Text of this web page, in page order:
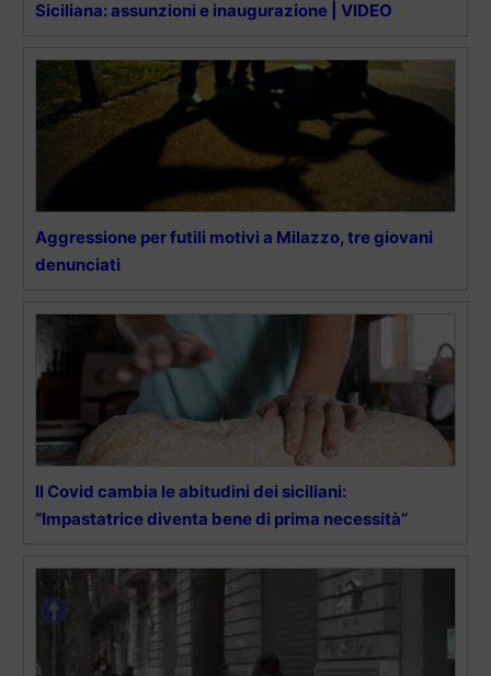
Siciliana: assunzioni e inaugurazione | VIDEO
Aggressione per futili motivi a Milazzo, tre giovani
denunciati
Il Covid cambia le abitudini dei siciliani:
“Impastatrice diventa bene di prima necessità”